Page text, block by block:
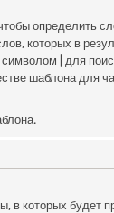
определить
которых в
символом
для
шаблона для
которых будет